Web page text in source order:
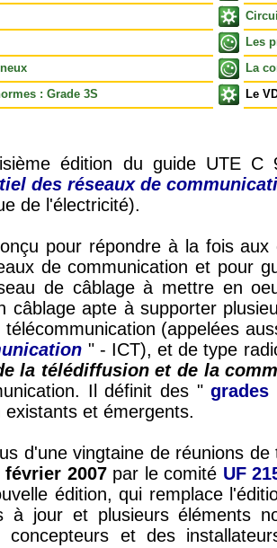
Les
La
: Grade 3S
Le
édition du guide UTE
des réseaux de
de l'électricité).
pour répondre à la fois
de communication et pour
de câblage à mettre en
câblage apte à supporter
télécommunication (appelées
" - ICT), et de type
la télédiffusion et de la
Il définit des "grades
existants et émergents.
d'une vingtaine de réunions
février 2007par le comité UF
édition, qui remplace
à jour et plusieurs éléments
concepteurs et des